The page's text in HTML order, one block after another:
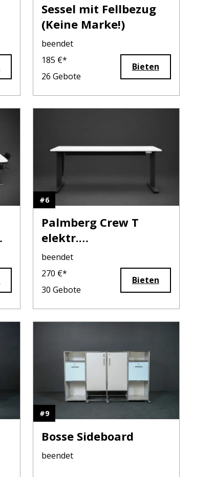
Sessel mit Fellbezug
(Keine Marke!)
beendet
185 €*
26 Gebote
Bieten
#6
Palmberg Crew T
elektr.
höhenverstellbar
beendet
270 €*
30 Gebote
Bieten
#9
Bosse Sideboard
beendet